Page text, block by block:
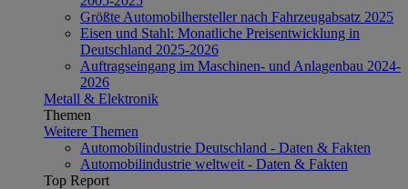
Größte Automobilhersteller nach Fahrzeugabsatz 2025
Eisen und Stahl: Monatliche Preisentwicklung in
Deutschland 2025-2026
Auftragseingang im Maschinen- und Anlagenbau 2024-
2026
Metall & Elektronik
Themen
Weitere Themen
Automobilindustrie Deutschland - Daten & Fakten
Automobilindustrie weltweit - Daten & Fakten
Top Report